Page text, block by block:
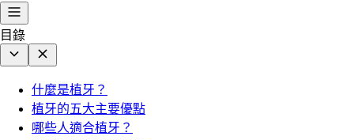
目錄
什麼是植牙？
植牙的五大主要優點
哪些人適合植牙？